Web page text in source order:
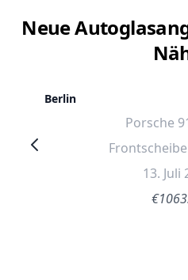
Neue
Berlin
Porsche
13. Juli